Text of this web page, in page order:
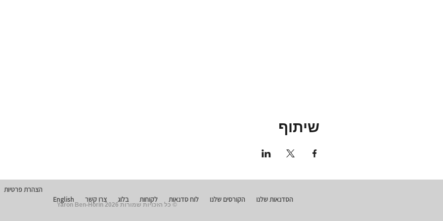
שיתוף
הצהרת פרטיות
English
צרו קשר בלוג לקוחות לוח סדנאות הקורסים שלנו הסדנאות שלנו
© כל הזכויות שמורות 2026 Yaron Ben-Horin